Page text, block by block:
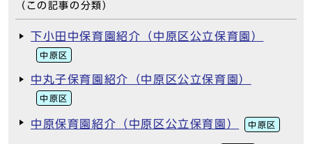
（この記事の分類）
下小田中保育園紹介（中原区公立保育園）
中原区
中丸子保育園紹介（中原区公立保育園）
中原区
中原保育園紹介（中原区公立保育園） 中原区